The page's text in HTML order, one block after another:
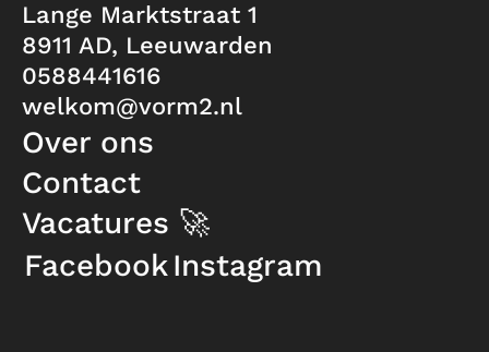
Lange Marktstraat 1
8911 AD, Leeuwarden
0588441616
welkom@vorm2.nl
Over ons
Contact
Vacatures 🚀
FacebookInstagram